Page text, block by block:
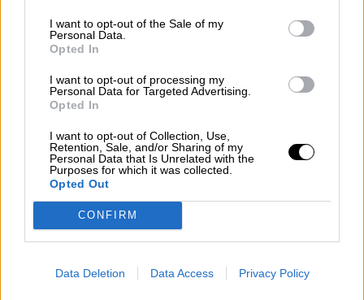
I want to opt-out of the Sale of my
Personal Data.
Opted In
I want to opt-out of processing my
Personal Data for Targeted Advertising.
Opted In
I want to opt-out of Collection, Use,
Retention, Sale, and/or Sharing of my
Personal Data that Is Unrelated with the
Purposes for which it was collected.
Opted Out
CONFIRM
Data Deletion Data Access Privacy Policy
Salud Pública da luz verde a una
tercera dosis de la vacuna para
pacientes inmunodeprimidos